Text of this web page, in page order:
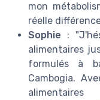
mon
réelle
Sophie :
alimentaires
formulés à
Cambogia.